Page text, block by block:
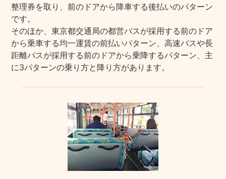
整理券を取り、前のドアから降車する後払いのパターン
です。
そのほか、東京都交通局の都営バスが採用する前のドア
から乗車する均一運賃の前払いパターン、高速バスや長
距離バスが採用する前のドアから乗降するパターン、主
に3パターンの乗り方と降り方があります。